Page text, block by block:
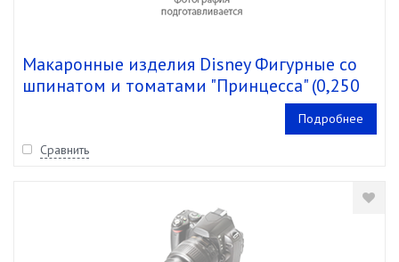
Макаронные изделия Disney Фигурные со
шпинатом и томатами "Принцесса" (0,250
Подробнее
Сравнить